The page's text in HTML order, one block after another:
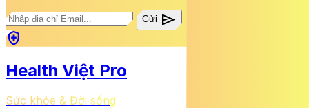
Gửi send
health_and_safety
Health Việt Pro
Sức khỏe & Đời sống